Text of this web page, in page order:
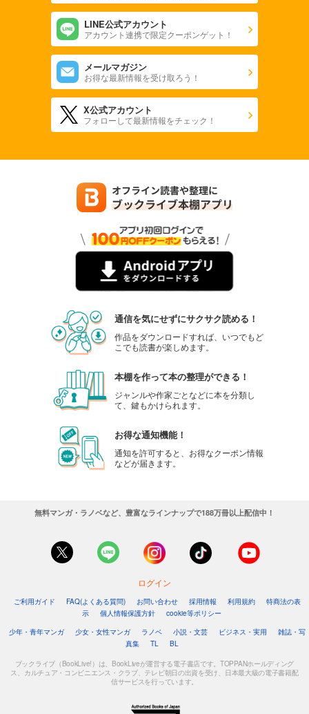
LINE公式アカウント
アカウント連携で限定クーポンゲット！
メールマガジン
お得な最新情報を受け取ろう！
X公式アカウント
フォローして最新情報をチェック！
通信を気にせずにサクサク読める！
作品をダウンロードすれば、いつでもど
こでも読書が楽しめます。
本棚を作って本の整理ができる！
ジャンルや作家ごとなどに本を分類し
て、鍵もかけられます。
お得な通知機能！
通知を許可すると、お得なクーポン情報
などが届きます。
無料マンガ・ラノベなど、豊富なラインナップで188万冊以上配信中！
ログイン
ご利用ガイド FAQ(よくある質問) お問い合わせ 採用情報 利用規約
特商法の表
示
個人情報保護方針
cookie等ポリシー
少年・青年マンガ
少女・女性マンガ ラノベ 小説・文芸 ビジネス・実用
雑誌・写
真集
TL BL
ブックライブ（BookLive!）は、BookLiveが運営する電子書店です。TOPPANホールディング
ス、カルチュア・コンビニエンス・クラブ、テレビ朝日の出資を受け、日本最大級の電子書籍配
信サービスを行っています。